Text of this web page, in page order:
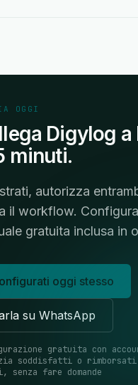
OGGI
Digylog a
minuti.
autorizza
il workflow.
gratuita inclusa in
oggi stesso
su WhatsApp
gratuita con
soddisfatti o
senza fare domande